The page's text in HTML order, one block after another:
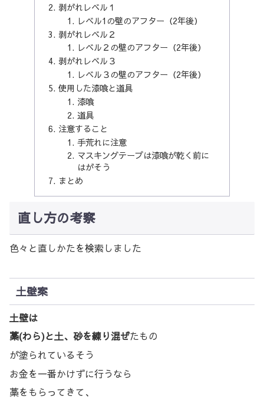
剥がれレベル１
レベル1の壁のアフター（2年後）
剥がれレベル２
レベル２の壁のアフター（2年後）
剥がれレベル３
レベル３の壁のアフター（2年後）
使用した漆喰と道具
漆喰
道具
注意すること
手荒れに注意
マスキングテープは漆喰が乾く前に
はがそう
まとめ
直し方の考察
色々と直しかたを検索しました
土壁案
土壁は
藁(わら)と土、砂を練り混ぜたもの
が塗られているそう
お金を一番かけずに行うなら
藁をもらってきて、